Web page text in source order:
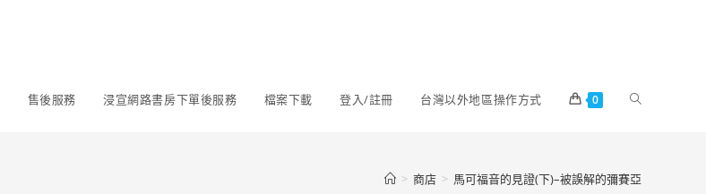
售後服務 浸宣網路書房下單後服務 檔案下載 登入/註冊 台灣以外地區操作方式 0
> 商店 > 馬可福音的見證(下)–被誤解的彌賽亞